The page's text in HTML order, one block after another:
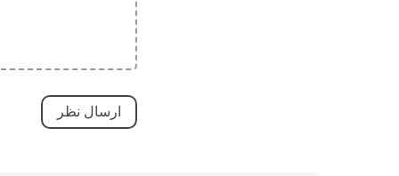
خرید آنلاین کفش مردانه هامتو مدل 360890A-1